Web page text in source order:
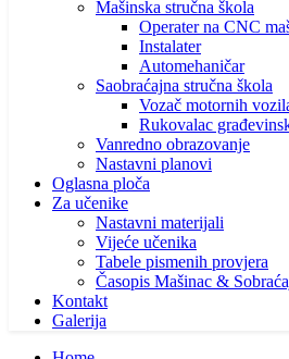
Mašinska stručna škola
Operater na CNC
Instalater
Automehaničar
Saobraćajna stručna škola
Vozač motornih
Rukovalac
Vanredno obrazovanje
Nastavni planovi
Oglasna ploča
Za učenike
Nastavni materijali
Vijeće učenika
Tabele pismenih provjera
Časopis Mašinac &
Kontakt
Galerija